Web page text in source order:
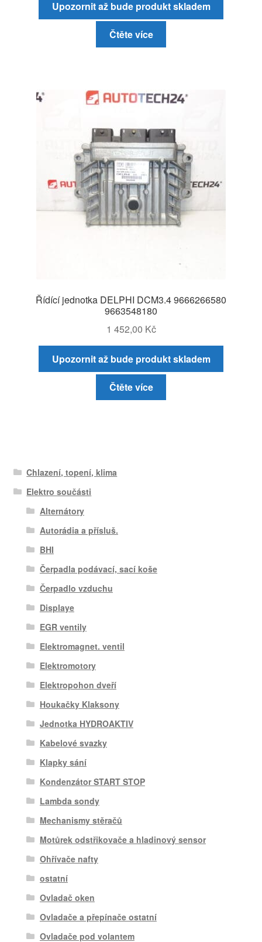
Upozornit až bude produkt skladem
Čtěte více
Řídící jednotka DELPHI DCM3.4 9666266580
9663548180
1 452,00 Kč
Upozornit až bude produkt skladem
Čtěte více
Chlazení, topení, klima
Elektro součásti
Alternátory
Autorádia a přísluš.
BHI
Čerpadla podávací, sací koše
Čerpadlo vzduchu
Displaye
EGR ventily
Elektromagnet. ventil
Elektromotory
Elektropohon dveří
Houkačky Klaksony
Jednotka HYDROAKTIV
Kabelové svazky
Klapky sání
Kondenzátor START STOP
Lambda sondy
Mechanismy stěračů
Motůrek odstřikovače a hladinový sensor
Ohřívače nafty
ostatní
Ovladač oken
Ovladače a přepínače ostatní
Ovladače pod volantem